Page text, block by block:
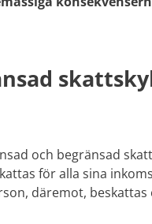
och begränsad
för alla sina
däremot, beskattas